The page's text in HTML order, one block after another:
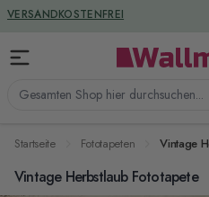
Zum Inhalt springen
Gesamten Shop hier
VERSANDKOSTENFREI
GREENGUARD ZERTIFIZIERT
Startseite Fototapeten Vintage
Vintage Herbstlaub Fototapete